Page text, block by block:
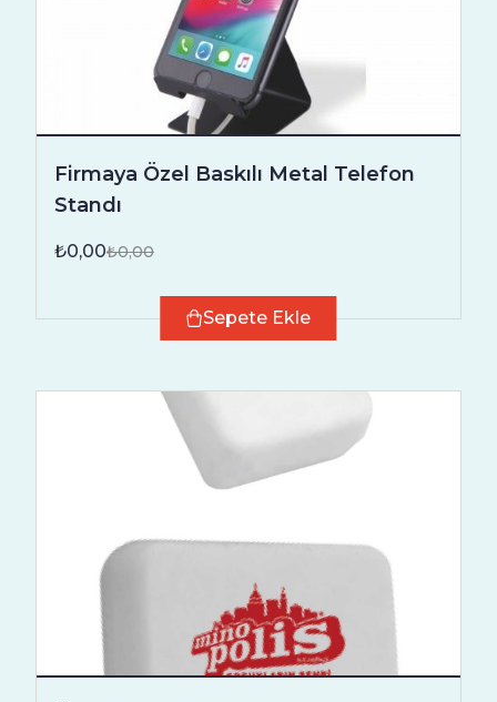
Firmaya Özel Baskılı Metal Telefon
Standı
₺0,00₺0,00
Sepete Ekle